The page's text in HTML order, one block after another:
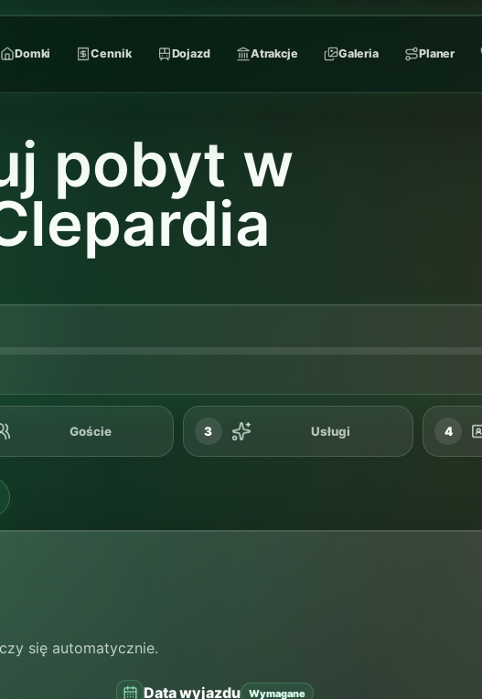
Domki Cennik Dojazd Atrakcje Galeria Planer
pobyt w
Goście 3 Usługi 4
się automatycznie.
Data wyjazdu Wymagane